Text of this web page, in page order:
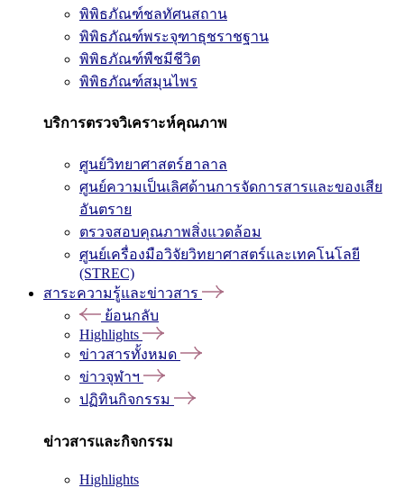
พิพิธภัณฑ์ชลทัศนสถาน
พิพิธภัณฑ์พระจุฑาธุชราชฐาน
พิพิธภัณฑ์พืชมีชีวิต
พิพิธภัณฑ์สมุนไพร
บริการตรวจวิเคราะห์คุณภาพ
ศูนย์วิทยาศาสตร์ฮาลาล
ศูนย์ความเป็นเลิศด้านการจัดการสารและของเสีย
อันตราย
ตรวจสอบคุณภาพสิ่งแวดล้อม
ศูนย์เครื่องมือวิจัยวิทยาศาสตร์และเทคโนโลยี
(STREC)
สาระความรู้และข่าวสาร
ย้อนกลับ
Highlights
ข่าวสารทั้งหมด
ข่าวจุฬาฯ
ปฏิทินกิจกรรม
ข่าวสารและกิจกรรม
Highlights